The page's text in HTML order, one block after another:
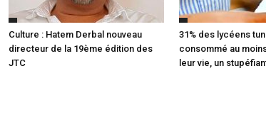
Culture : Hatem Derbal nouveau
directeur de la 19ème édition des
JTC
31% des lycéens
consommé au
leur vie, un